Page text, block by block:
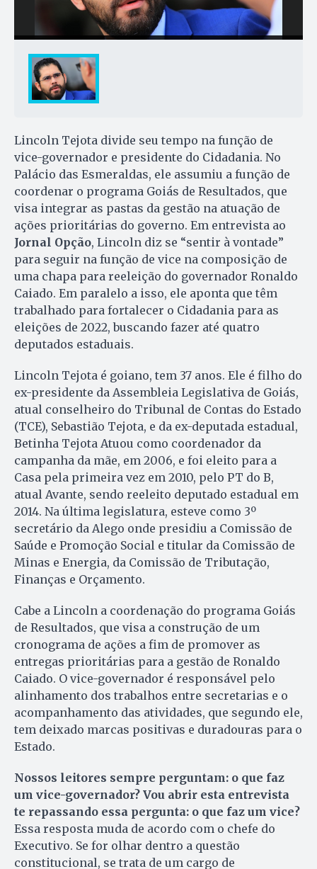
Lincoln Tejota divide seu tempo na função de
vice-governador e presidente do Cidadania. No
Palácio das Esmeraldas, ele assumiu a função de
coordenar o programa Goiás de Resultados, que
visa integrar as pastas da gestão na atuação de
ações prioritárias do governo. Em entrevista ao
Jornal Opção, Lincoln diz se “sentir à vontade”
para seguir na função de vice na composição de
uma chapa para reeleição do governador Ronaldo
Caiado. Em paralelo a isso, ele aponta que têm
trabalhado para fortalecer o Cidadania para as
eleições de 2022, buscando fazer até quatro
deputados estaduais.
Lincoln Tejota é goiano, tem 37 anos. Ele é filho do
ex-presidente da Assembleia Legislativa de Goiás,
atual conselheiro do Tribunal de Contas do Estado
(TCE), Sebastião Tejota, e da ex-deputada estadual,
Betinha Tejota Atuou como coordenador da
campanha da mãe, em 2006, e foi eleito para a
Casa pela primeira vez em 2010, pelo PT do B,
atual Avante, sendo reeleito deputado estadual em
2014. Na última legislatura, esteve como 3º
secretário da Alego onde presidiu a Comissão de
Saúde e Promoção Social e titular da Comissão de
Minas e Energia, da Comissão de Tributação,
Finanças e Orçamento.
Cabe a Lincoln a coordenação do programa Goiás
de Resultados, que visa a construção de um
cronograma de ações a fim de promover as
entregas prioritárias para a gestão de Ronaldo
Caiado. O vice-governador é responsável pelo
alinhamento dos trabalhos entre secretarias e o
acompanhamento das atividades, que segundo ele,
tem deixado marcas positivas e duradouras para o
Estado.
Nossos leitores sempre perguntam: o que faz
um vice-governador? Vou abrir esta entrevista
te repassando essa pergunta: o que faz um vice?
Essa resposta muda de acordo com o chefe do
Executivo. Se for olhar dentro a questão
constitucional, se trata de um cargo de